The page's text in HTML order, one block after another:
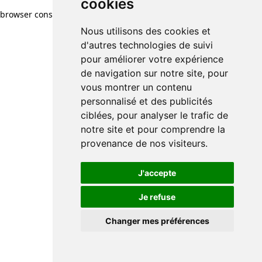
cookies
Nous utilisons des cookies et
d'autres technologies de suivi
pour améliorer votre expérience
de navigation sur notre site, pour
vous montrer un contenu
personnalisé et des publicités
ciblées, pour analyser le trafic de
notre site et pour comprendre la
provenance de nos visiteurs.
J'accepte
Je refuse
Changer mes préférences
browser console for more information)